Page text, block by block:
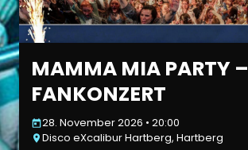
MAMMA MIA PARTY
FANKONZERT
28. November 2026 • 20:00
Disco eXcalibur Hartberg, Hartberg